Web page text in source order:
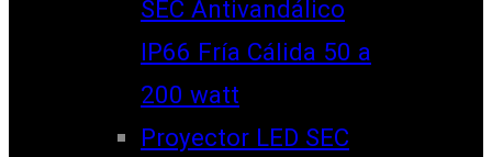
SEC Antivandálico
IP66 Fría Cálida 50 a
200 watt
Proyector LED SEC